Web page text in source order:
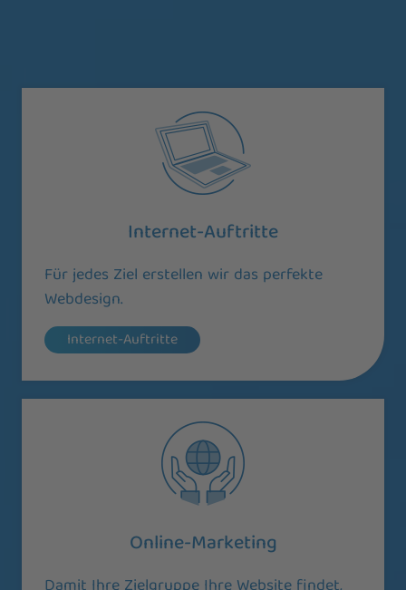
Internet-Auftritte
Für jedes Ziel erstellen wir das perfekte
Webdesign.
Internet-Auftritte
Online-Marketing